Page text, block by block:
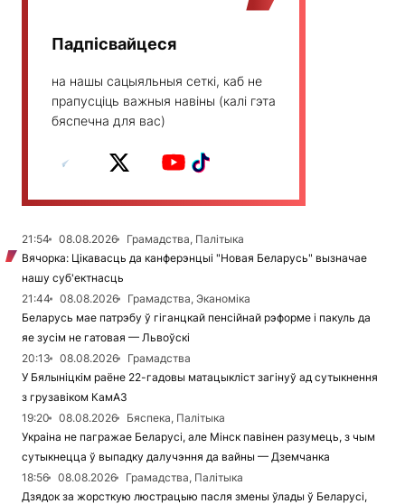
Падпісвайцеся
на нашы сацыяльныя сеткі, каб не
прапусціць важныя навіны (калі гэта
бяспечна для вас)
21:54 08.08.2026
Грамадства, Палітыка
Вячорка: Цікавасць да канферэнцыі "Новая Беларусь" вызначае
нашу суб'ектнасць
21:44
08.08.2026
Грамадства, Эканоміка
Беларусь мае патрэбу ў гіганцкай пенсійнай рэформе і пакуль да
яе зусім не гатовая — Львоўскі
20:13
08.08.2026
Грамадства
У Бялыніцкім раёне 22-гадовы матацыкліст загінуў ад сутыкнення
з грузавіком КамАЗ
19:20
08.08.2026
Бяспека, Палітыка
Украіна не пагражае Беларусі, але Мінск павінен разумець, з чым
сутыкнецца ў выпадку далучэння да вайны — Дземчанка
18:56
08.08.2026
Грамадства, Палітыка
Дзядок за жорсткую люстрацыю пасля змены ўлады ў Беларусі,